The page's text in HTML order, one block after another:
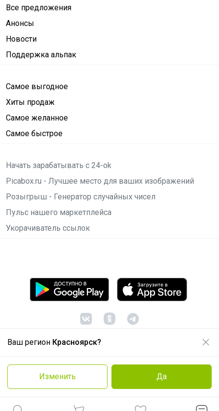
Ваш регион Красноярск?
Изменить Да
Все предложения
Анонсы
Новости
Поддержка альпак
Самое выгодное
Хиты продаж
Самое желанное
Самое быстрое
Начать зарабатывать с 24-ok
Picabox.ru - Лучшее место для ваших изображений
Розыгрыш - Генератор случайных чисел
Пульс нашего маркетплейса
Укорачиватель ссылок
© ООО "Лявита", ОГРН 1122468054070, 2012 -2026
Политика конфиденциальности
Cоглашение пользователя